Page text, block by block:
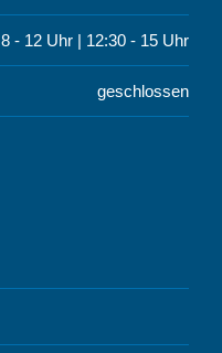
8 - 12 Uhr | 12:30 - 15 Uhr
geschlossen